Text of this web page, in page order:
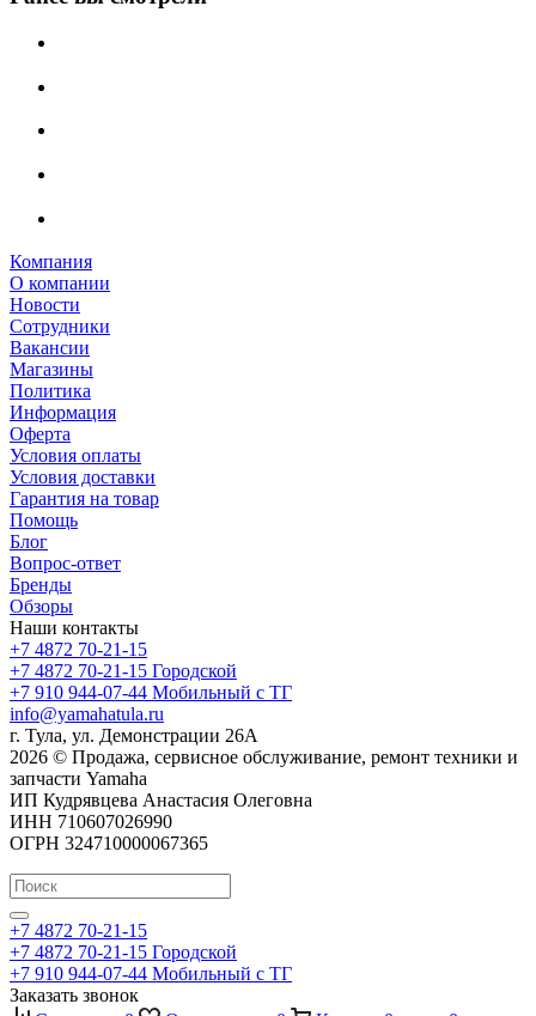
Компания
О компании
Новости
Сотрудники
Вакансии
Магазины
Политика
Информация
Оферта
Условия оплаты
Условия доставки
Гарантия на товар
Помощь
Блог
Вопрос-ответ
Бренды
Обзоры
Наши контакты
+7 4872 70-21-15
+7 4872 70-21-15 Городской
+7 910 944-07-44 Мобильный с ТГ
info@yamahatula.ru
г. Тула, ул. Демонстрации 26А
2026 © Продажа, сервисное обслуживание, ремонт техники и
запчасти Yamaha
ИП Кудрявцева Анастасия Олеговна
ИНН 710607026990
ОГРН 324710000067365
+7 4872 70-21-15
+7 4872 70-21-15 Городской
+7 910 944-07-44 Мобильный с ТГ
Заказать звонок